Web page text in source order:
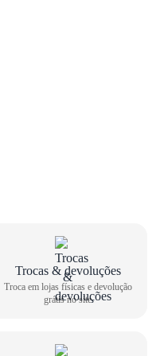
2850.107
Trocas & devoluções
Troca em lojas físicas e devolução
grátis no site